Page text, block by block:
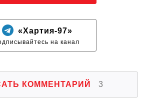
«Хартия-97»
на канал
КОММЕНТАРИЙ 3